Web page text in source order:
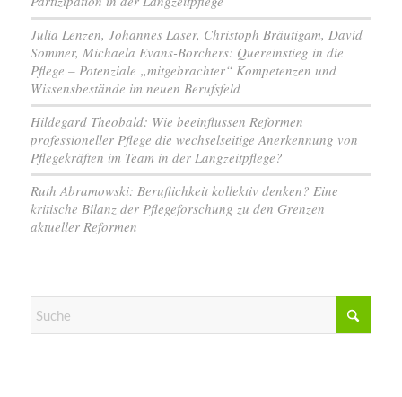
Julia Lenzen, Johannes Laser, Christoph Bräutigam, David
Sommer, Michaela Evans-Borchers: Quereinstieg in die
Pflege – Potenziale „mitgebrachter“ Kompetenzen und
Wissensbestände im neuen Berufsfeld
Hildegard Theobald: Wie beeinflussen Reformen
professioneller Pflege die wechselseitige Anerkennung von
Pflegekräften im Team in der Langzeitpflege?
Ruth Abramowski: Beruflichkeit kollektiv denken? Eine
kritische Bilanz der Pflegeforschung zu den Grenzen
aktueller Reformen